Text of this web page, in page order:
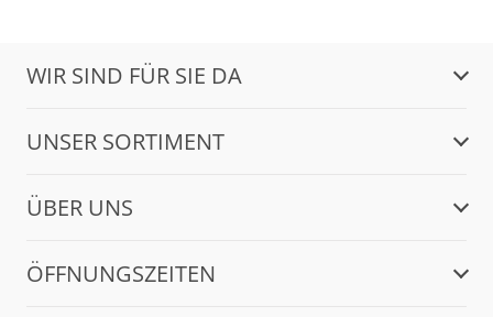
WIR SIND FÜR SIE DA
UNSER SORTIMENT
ÜBER UNS
ÖFFNUNGSZEITEN